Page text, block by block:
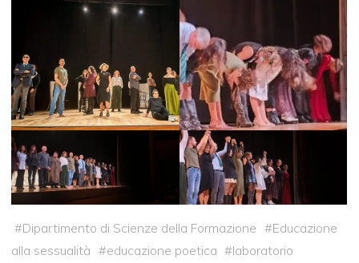
#Dipartimento di Scienze della Formazione #Educazione
alla sessualità #educazione poetica #laboratorio